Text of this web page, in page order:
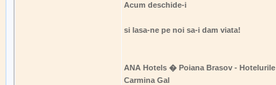
Acum deschide-i
si lasa-ne pe noi sa-i dam viata!
ANA Hotels � Poiana Brasov -
Carmina Gal